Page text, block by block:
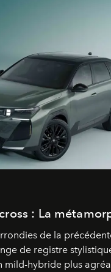
: La
de la
de registre
mild-hybride plus